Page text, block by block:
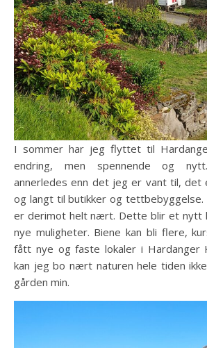
I sommer har jeg flyttet til Hardanger. Det er en stor
endring, men spennende og
annerledes enn det jeg er vant til, det
og langt til butikker og tettbebyggelse.
er derimot helt nært. Dette blir et nytt
nye muligheter. Biene kan bli flere,
fått nye og faste lokaler i Hardanger
kan jeg bo nært naturen hele tiden
gården min.